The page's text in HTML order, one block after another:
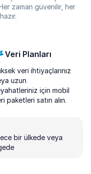
zaman güvenilir, her
Veri Planları
veri ihtiyaçlarınız
uzun
için mobil
paketleri satın alın.
bir ülkede veya